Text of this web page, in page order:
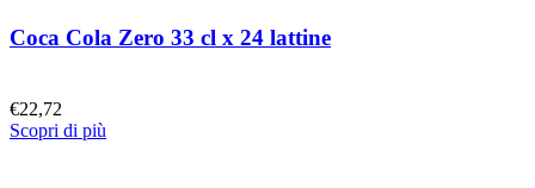
Coca Cola Zero 33 cl x 24 lattine
€22,72
Scopri di più